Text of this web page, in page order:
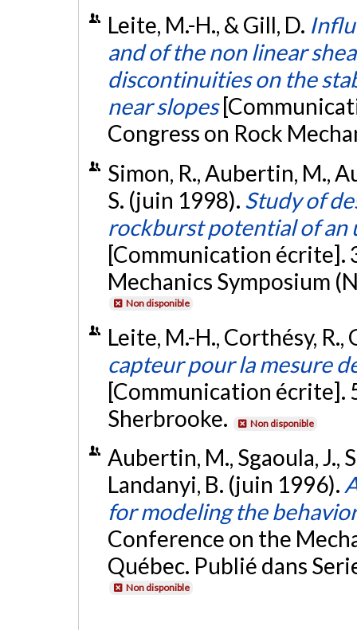
Leite, M.-H., & Gill, D.
and of the non linear
discontinuities on the
near slopes
Congress on Rock
Simon, R., Aubertin, M.,
S. (juin 1998). Study of
rockburst potential of an
[Communication écrite].
Mechanics Symposium
Non disponible
Leite, M.-H., Corthésy, R.,
capteur pour la mesure
[Communication écrite].
Sherbrooke.
Non disponible
Aubertin, M., Sgaoula, J.,
Landanyi, B. (juin 1996).
for modeling the
Conference on the
Québec. Publié dans
Non disponible